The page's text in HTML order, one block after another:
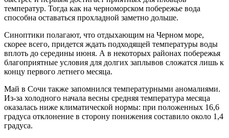
температур. Тогда как на черноморском побережье вода
способна оставаться прохладной заметно дольше.
Синоптики полагают, что отдыхающим на Черном море,
скорее всего, придется ждать подходящей температуры воды
вплоть до середины июня. А в некоторых районах побережья
благоприятные условия для долгих заплывов сложатся лишь к
концу первого летнего месяца.
Май в Сочи также запомнился температурными аномалиями.
Из-за холодного начала весны средняя температура месяца
оказалась ниже климатической нормы: при положенных 16,6
градуса отклонение в сторону понижения составило около 1,4
градуса.